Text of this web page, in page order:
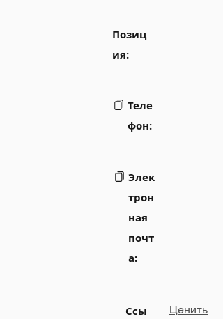
Позиц
ия:
Теле
фон:
Элек
трон
ная
почт
а:
Ссы
Ценить